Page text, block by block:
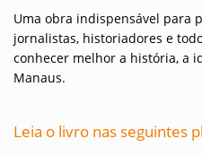
Uma obra indispensável para
jornalistas, historiadores e
conhecer melhor a história, a
Manaus.
Leia o livro nas seguintes